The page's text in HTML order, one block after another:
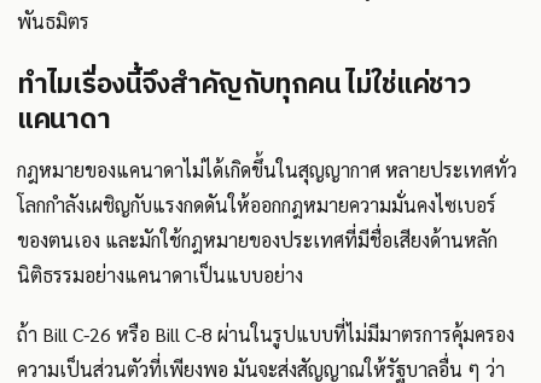
พันธมิตร
ทำไมเรื่องนี้จึงสำคัญกับทุกคน ไม่ใช่แค่ชาว
แคนาดา
กฎหมายของแคนาดาไม่ได้เกิดขึ้นในสุญญากาศ หลายประเทศทั่ว
โลกกำลังเผชิญกับแรงกดดันให้ออกกฎหมายความมั่นคงไซเบอร์
ของตนเอง และมักใช้กฎหมายของประเทศที่มีชื่อเสียงด้านหลัก
นิติธรรมอย่างแคนาดาเป็นแบบอย่าง
ถ้า Bill C-26 หรือ Bill C-8 ผ่านในรูปแบบที่ไม่มีมาตรการคุ้มครอง
ความเป็นส่วนตัวที่เพียงพอ มันจะส่งสัญญาณให้รัฐบาลอื่น ๆ ว่า